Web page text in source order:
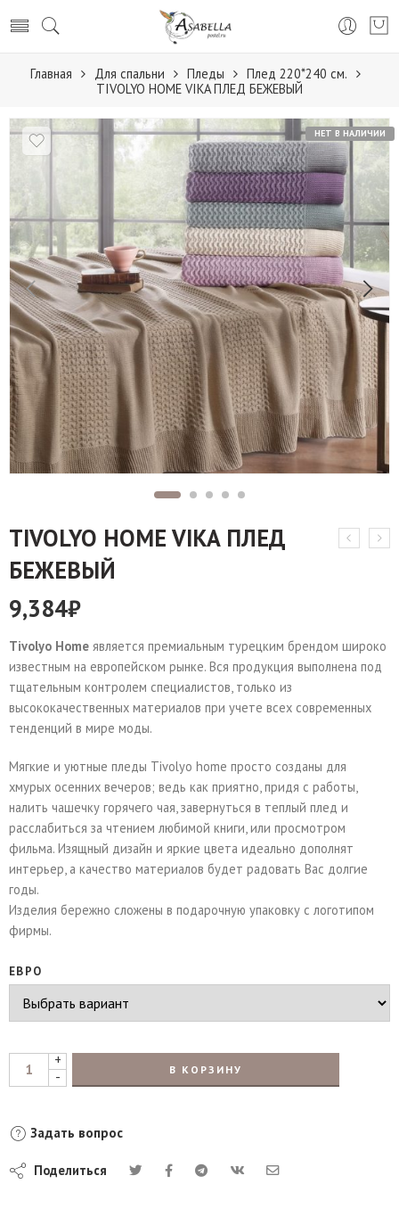
Главная Для спальни Пледы
Плед 220*240 см.
TIVOLYO HOME VIKA ПЛЕД БЕЖЕВЫЙ
НЕТ В НАЛИЧИИ
TIVOLYO HOME VIKA ПЛЕД
БЕЖЕВЫЙ
9,384₽
Tivolyo Home является премиальным турецким брендом широко
известным на европейском рынке. Вся продукция выполнена под
тщательным контролем специалистов, только из
высококачественных материалов при учете всех современных
тенденций в мире моды.
Мягкие и уютные пледы Tivolyo home просто созданы для
хмурых осенних вечеров; ведь как приятно, придя с работы,
налить чашечку горячего чая, завернуться в теплый плед и
расслабиться за чтением любимой книги, или просмотром
фильма. Изящный дизайн и яркие цвета идеально дополнят
интерьер, а качество материалов будет радовать Вас долгие
годы.
Изделия бережно сложены в подарочную упаковку с логотипом
фирмы.
ЕВРО
+
-
В КОРЗИНУ
Задать вопрос
Поделиться